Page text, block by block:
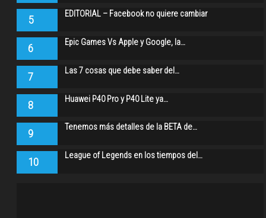
5 EDITORIAL – Facebook no quiere cambiar
6 Epic Games Vs Apple y Google, la…
7 Las 7 cosas que debe saber del…
8 Huawei P40 Pro y P40 Lite ya…
9 Tenemos más detalles de la BETA de…
10 League of Legends en los tiempos del…